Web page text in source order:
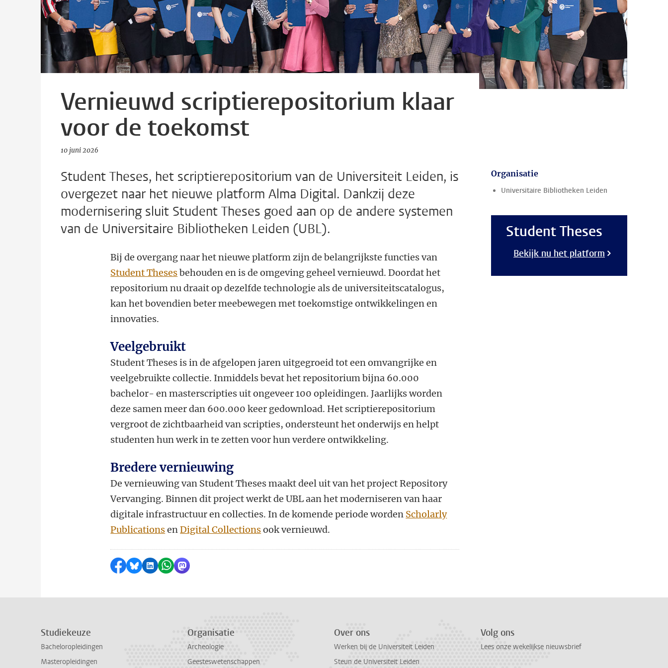
Vernieuwd scriptierepositorium klaar
voor de toekomst
10 juni 2026
Student Theses, het scriptierepositorium van de Universiteit Leiden, is
overgezet naar het nieuwe platform Alma Digital. Dankzij deze
modernisering sluit Student Theses goed aan op de andere systemen
van de Universitaire Bibliotheken Leiden (UBL).
Bij de overgang naar het nieuwe platform zijn de belangrijkste functies van
Student Thesesbehouden en is de omgeving geheel vernieuwd. Doordat het
repositorium nu draait op dezelfde technologie als de universiteitscatalogus,
kan het bovendien beter meebewegen met toekomstige ontwikkelingen en
innovaties.
Veelgebruikt
Student Theses is in de afgelopen jaren uitgegroeid tot een omvangrijke en
veelgebruikte collectie. Inmiddels bevat het repositorium bijna 60.000
bachelor- en masterscripties uit ongeveer 100 opleidingen. Jaarlijks worden
deze samen meer dan 600.000 keer gedownload. Het scriptierepositorium
vergroot de zichtbaarheid van scripties, ondersteunt het onderwijs en helpt
studenten hun werk in te zetten voor hun verdere ontwikkeling.
Bredere vernieuwing
De vernieuwing van Student Theses maakt deel uit van het project Repository
Vervanging. Binnen dit project werkt de UBL aan het moderniseren van haar
digitale infrastructuur en collecties. In de komende periode worden Scholarly
PublicationsenDigital Collectionsook vernieuwd.
Delen op Facebook
Delen via Bluesky
Delen op LinkedIn
Delen via WhatsApp
Delen via Mastodon
Organisatie
Universitaire Bibliotheken Leiden
Student Theses
Bekijk nu het platform
Studiekeuze
Bacheloropleidingen
Masteropleidingen
Organisatie
Archeologie
Geesteswetenschappen
Over ons
Werken bij de Universiteit Leiden
Steun de Universiteit Leiden
Volg ons
Lees onze wekelijkse nieuwsbrief